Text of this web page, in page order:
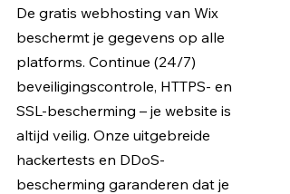
De gratis webhosting van Wix
beschermt je gegevens op alle
platforms. Continue (24/7)
beveiligingscontrole, HTTPS- en
SSL-bescherming – je website is
altijd veilig. Onze uitgebreide
hackertests en DDoS-
bescherming garanderen dat je